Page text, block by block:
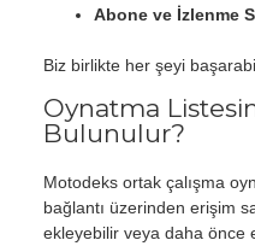
Abone ve İzlenme
Biz birlikte her şeyi
Oynatma
Bulunulur?
Motodeks ortak çalışma
bağlantı üzerinden erişim
ekleyebilir veya daha önce